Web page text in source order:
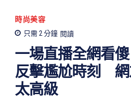
時尚美容
只需 2分鐘 閱讀
一場直播全網看
反擊尷尬時刻 網
太高級